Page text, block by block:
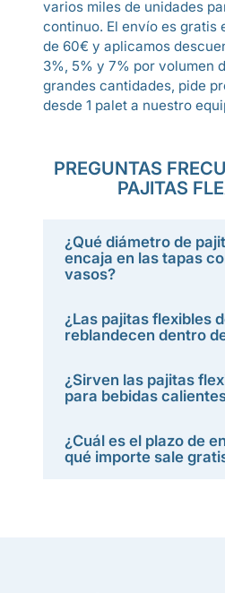
varios miles de unidades
continuo. El envío es gratis
de 60€ y aplicamos
3%, 5% y 7% por volumen
grandes cantidades, pide
desde 1 palet a nuestro
PREGUNTAS
PAJITAS
¿Qué diámetro de
encaja en las tapas
vasos?
¿Las pajitas flexibles
reblandecen dentro
¿Sirven las pajitas
para bebidas
¿Cuál es el plazo de
qué importe sale